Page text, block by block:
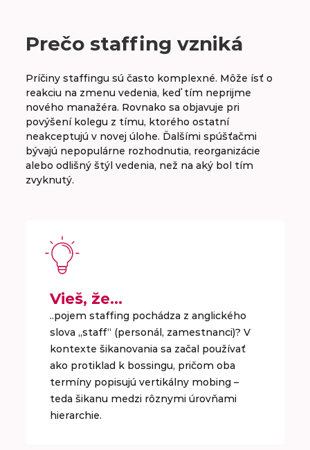
Prečo staffing vzniká
Príčiny staffingu sú často komplexné. Môže ísť o
reakciu na zmenu vedenia, keď tím neprijme
nového manažéra. Rovnako sa objavuje pri
povýšení kolegu z tímu, ktorého ostatní
neakceptujú v novej úlohe. Ďalšími spúšťačmi
bývajú nepopulárne rozhodnutia, reorganizácie
alebo odlišný štýl vedenia, než na aký bol tím
zvyknutý.
Vieš, že…
..pojem staffing pochádza z anglického
slova „staff“ (personál, zamestnanci)? V
kontexte šikanovania sa začal používať
ako protiklad k bossingu, pričom oba
termíny popisujú vertikálny mobing –
teda šikanu medzi rôznymi úrovňami
hierarchie.